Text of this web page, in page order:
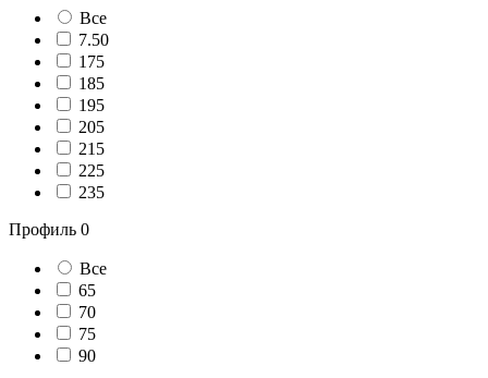
Все
7.50
175
185
195
205
215
225
235
Профиль 0
Все
65
70
75
90